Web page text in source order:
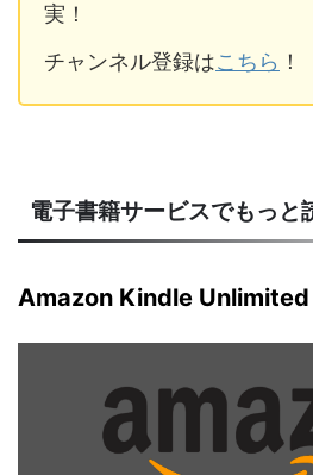
実！
チャンネル登録はこちら ！
電子書籍サービスでもっと
Amazon Kindle Unlimited